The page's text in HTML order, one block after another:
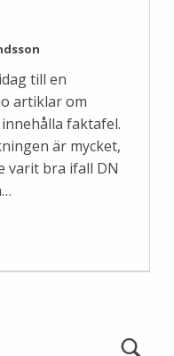
till en
artiklar om
faktafel.
är mycket,
varit bra ifall DN